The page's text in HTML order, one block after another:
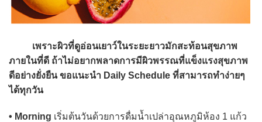
เพราะผิวที่ดูอ่อนเยาว์ในระยะยาวมักสะท้อนสุขภาพ
ภายในที่ดี ถ้าไม่อยากพลาดการมีผิวพรรณที่แข็งแรงสุขภาพ
ดีอย่างยั่งยืน ขอแนะนำ Daily Schedule ที่สามารถทำง่ายๆ
ได้ทุกวัน
• Morning เริ่มต้นวันด้วยการดื่มน้ำเปล่าอุณหภูมิห้อง 1 แก้ว